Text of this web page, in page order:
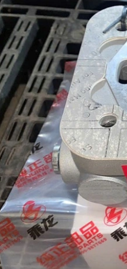
hơi sau cabin chenglong
(24/7): 0976.760.892